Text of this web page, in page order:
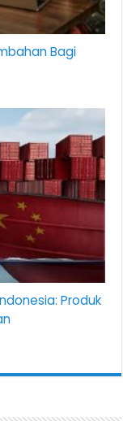
Bagi
Produk